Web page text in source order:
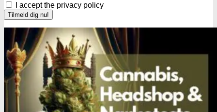
Få cannabis frø for hver
200DKK handlet i
headshoppen
I accept the privacy policy